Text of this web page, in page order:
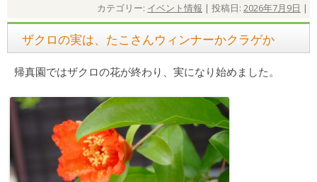
カテゴリー: イベント情報 | 投稿日: 2026年7月9日 |
ザクロの実は、たこさんウィンナーかクラゲか
帰真園ではザクロの花が終わり、実になり始めました。